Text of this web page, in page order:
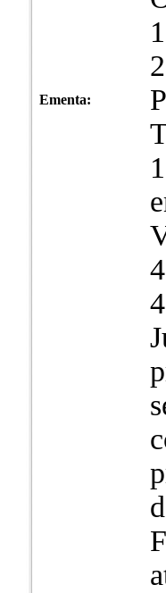
Ementa: